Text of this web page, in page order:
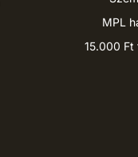
MPL
15.000 Ft